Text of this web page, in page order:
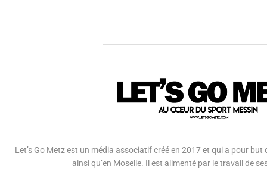
Let’s Go Metz est un média associatif créé en 2017 et qui a pour
ainsi qu’en Moselle. Il est alimenté par le travail de